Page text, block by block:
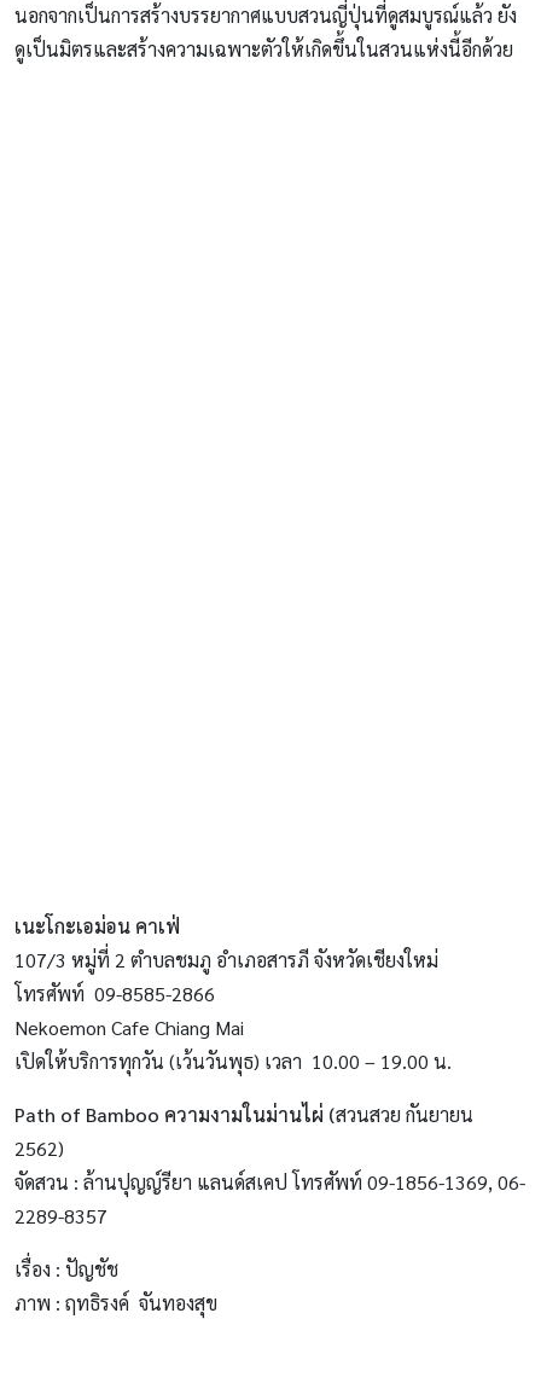
นอกจากเป็นการสร้างบรรยากาศแบบสวนญี่ปุ่นที่ดูสมบูรณ์แล้ว ยัง
ดูเป็นมิตรและสร้างความเฉพาะตัวให้เกิดขึ้นในสวนแห่งนี้อีกด้วย
เนะโกะเอม่อน คาเฟ่
107/3 หมู่ที่ 2 ตำบลชมภู อำเภอสารภี จังหวัดเชียงใหม่
โทรศัพท์ 09-8585-2866
Nekoemon Cafe Chiang Mai
เปิดให้บริการทุกวัน (เว้นวันพุธ) เวลา 10.00 – 19.00 น.
Path of Bamboo ความงามในม่านไผ่ (สวนสวย กันยายน
2562)
จัดสวน : ล้านปุญญ์รียา แลนด์สเคป โทรศัพท์ 09-1856-1369, 06-
2289-8357
เรื่อง : ปัญชัช
ภาพ : ฤทธิรงค์ จันทองสุข